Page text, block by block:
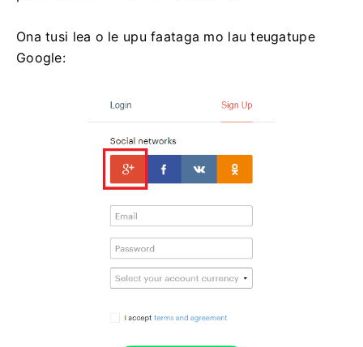
Ona tusi lea o le upu faataga mo lau teugatupe
Google: